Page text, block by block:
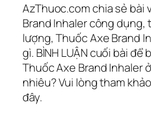
AzThuoc.com chia sẻ bài
Brand Inhaler công dụng,
lượng, Thuốc Axe Brand
gì. BÌNH LUẬN cuối bài để
Thuốc Axe Brand Inhaler
nhiêu? Vui lòng tham
đây.